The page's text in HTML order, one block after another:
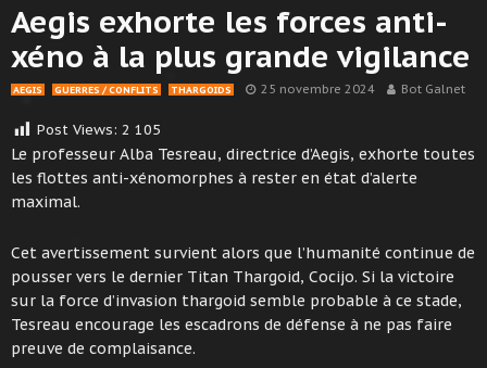
Aegis exhorte les forces anti-
xéno à la plus grande vigilance
AEGIS GUERRES / CONFLITS THARGOIDS 25 novembre 2024 Bot Galnet
Post Views: 2 105
Le professeur Alba Tesreau, directrice d’Aegis, exhorte toutes
les flottes anti-xénomorphes à rester en état d’alerte
maximal.
Cet avertissement survient alors que l’humanité continue de
pousser vers le dernier Titan Thargoid, Cocijo. Si la victoire
sur la force d’invasion thargoid semble probable à ce stade,
Tesreau encourage les escadrons de défense à ne pas faire
preuve de complaisance.